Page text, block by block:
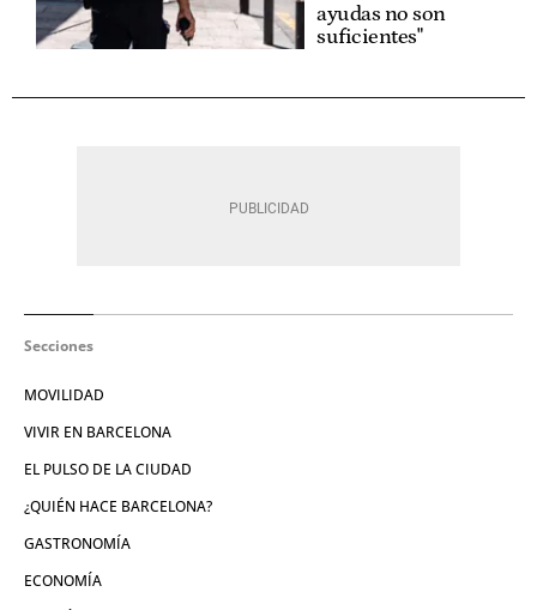
ayudas no son
suficientes"
Secciones
MOVILIDAD
VIVIR EN BARCELONA
EL PULSO DE LA CIUDAD
¿QUIÉN HACE BARCELONA?
GASTRONOMÍA
ECONOMÍA